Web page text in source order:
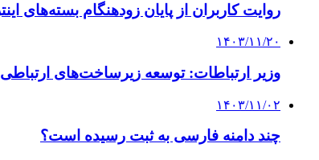
روایت کاربران از پایان زودهنگام بسته‌های
۱۴۰۳/۱۱/۲۰
وزیر ارتباطات: توسعه زیرساخت‌های
۱۴۰۳/۱۱/۰۲
چند دامنه فارسی به ثبت رسیده است؟